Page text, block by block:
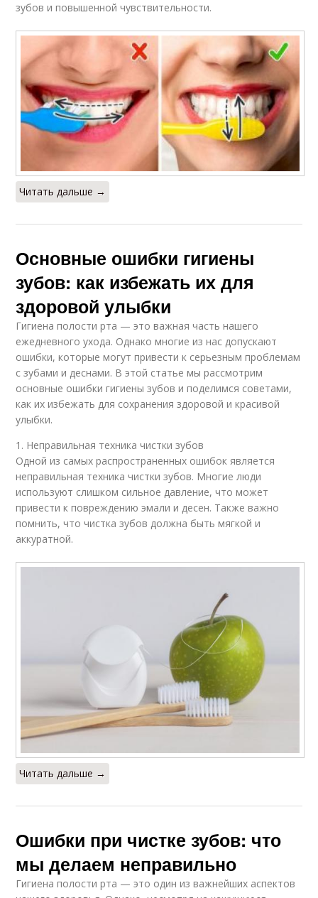
зубов и повышенной чувствительности.
Читать дальше →
Основные ошибки гигиены
зубов: как избежать их для
здоровой улыбки
Гигиена полости рта — это важная часть нашего
ежедневного ухода. Однако многие из нас допускают
ошибки, которые могут привести к серьезным проблемам
с зубами и деснами. В этой статье мы рассмотрим
основные ошибки гигиены зубов и поделимся советами,
как их избежать для сохранения здоровой и красивой
улыбки.
1. Неправильная техника чистки зубов
Одной из самых распространенных ошибок является
неправильная техника чистки зубов. Многие люди
используют слишком сильное давление, что может
привести к повреждению эмали и десен. Также важно
помнить, что чистка зубов должна быть мягкой и
аккуратной.
Читать дальше →
Ошибки при чистке зубов: что
мы делаем неправильно
Гигиена полости рта — это один из важнейших аспектов